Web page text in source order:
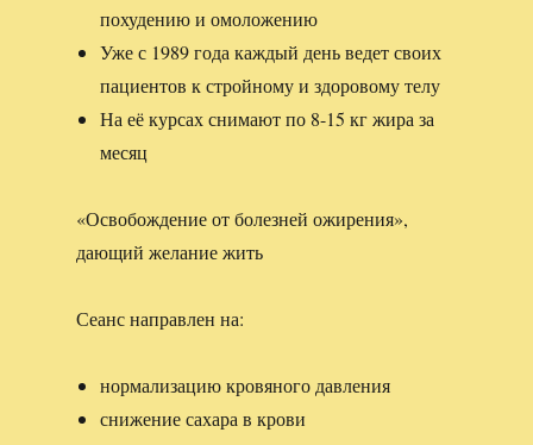
похудению и омоложению
Уже с 1989 года каждый день ведет своих
пациентов к стройному и здоровому телу
На её курсах снимают по 8-15 кг жира за
месяц
«Освобождение от болезней ожирения»,
дающий желание жить
Сеанс направлен на:
нормализацию кровяного давления
снижение сахара в крови